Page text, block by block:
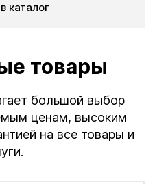
каталог
товары
большой выбор
ценам, высоким
на все товары и